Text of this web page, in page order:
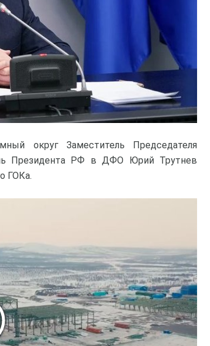
округ Заместитель Председателя
Президента РФ в ДФО Юрий Трутнев
ГОКа.